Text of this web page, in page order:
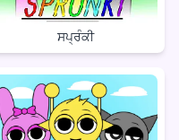
ਸਪ੍ਰੰਕੀ